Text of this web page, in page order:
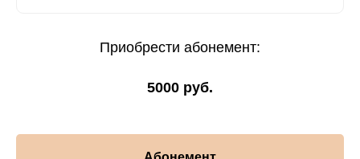
Приобрести абонемент:
5000 руб.